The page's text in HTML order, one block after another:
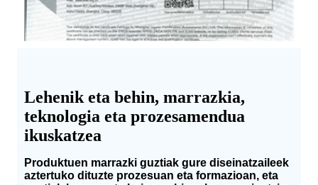
Lehenik eta behin, marrazkia,
teknologia eta prozesamendua
ikuskatzea
Produktuen marrazki guztiak gure diseinatzaileek
aztertuko dituzte prozesuan eta formazioan, eta